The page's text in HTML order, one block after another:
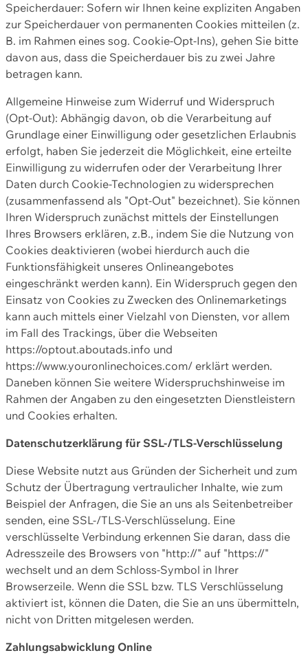
Speicherdauer: Sofern wir Ihnen keine expliziten Angaben
zur Speicherdauer von permanenten Cookies mitteilen (z.
B. im Rahmen eines sog. Cookie-Opt-Ins), gehen Sie bitte
davon aus, dass die Speicherdauer bis zu zwei Jahre
betragen kann.
Allgemeine Hinweise zum Widerruf und Widerspruch
(Opt-Out): Abhängig davon, ob die Verarbeitung auf
Grundlage einer Einwilligung oder gesetzlichen Erlaubnis
erfolgt, haben Sie jederzeit die Möglichkeit, eine erteilte
Einwilligung zu widerrufen oder der Verarbeitung Ihrer
Daten durch Cookie-Technologien zu widersprechen
(zusammenfassend als "Opt-Out" bezeichnet). Sie können
Ihren Widerspruch zunächst mittels der Einstellungen
Ihres Browsers erklären, z.B., indem Sie die Nutzung von
Cookies deaktivieren (wobei hierdurch auch die
Funktionsfähigkeit unseres Onlineangebotes
eingeschränkt werden kann). Ein Widerspruch gegen den
Einsatz von Cookies zu Zwecken des Onlinemarketings
kann auch mittels einer Vielzahl von Diensten, vor allem
im Fall des Trackings, über die Webseiten
https://optout.aboutads.info und
https://www.youronlinechoices.com/ erklärt werden.
Daneben können Sie weitere Widerspruchshinweise im
Rahmen der Angaben zu den eingesetzten Dienstleistern
und Cookies erhalten.
Datenschutzerklärung für SSL-/TLS-Verschlüsselung
Diese Website nutzt aus Gründen der Sicherheit und zum
Schutz der Übertragung vertraulicher Inhalte, wie zum
Beispiel der Anfragen, die Sie an uns als Seitenbetreiber
senden, eine SSL-/TLS-Verschlüsselung. Eine
verschlüsselte Verbindung erkennen Sie daran, dass die
Adresszeile des Browsers von "http://" auf "https://"
wechselt und an dem Schloss-Symbol in Ihrer
Browserzeile. Wenn die SSL bzw. TLS Verschlüsselung
aktiviert ist, können die Daten, die Sie an uns übermitteln,
nicht von Dritten mitgelesen werden.
Zahlungsabwicklung Online